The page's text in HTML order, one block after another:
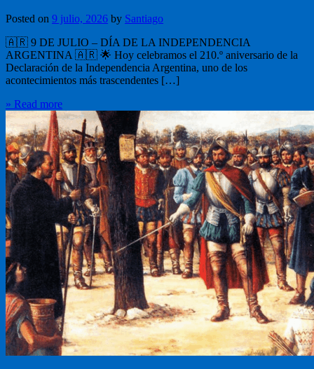
Posted on 9 julio, 2026 by Santiago
🇦🇷 9 DE JULIO – DÍA DE LA INDEPENDENCIA
ARGENTINA 🇦🇷 🌟 Hoy celebramos el 210.º aniversario de la
Declaración de la Independencia Argentina, uno de los
acontecimientos más trascendentes […]
» Read more